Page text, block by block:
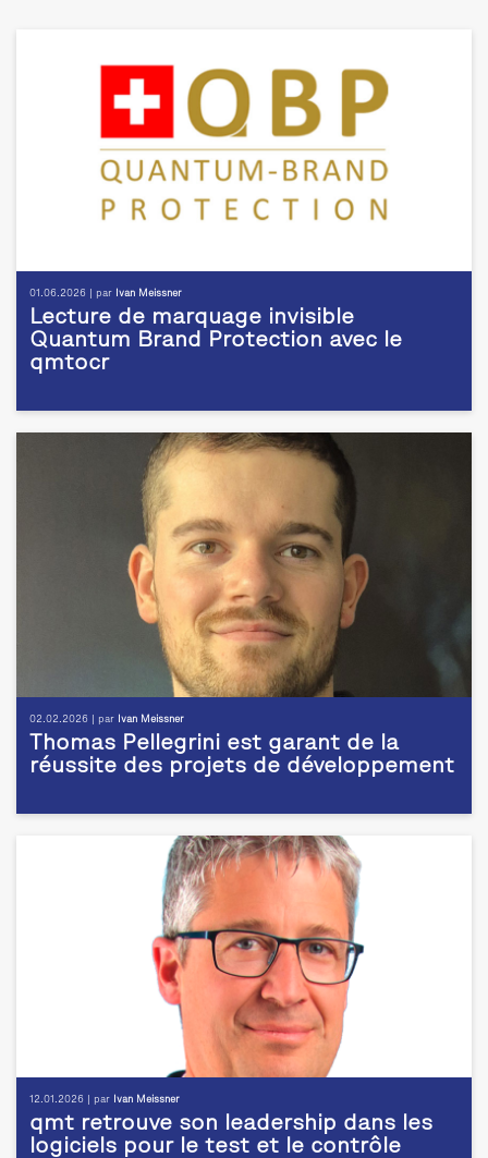
01.06.2026 | par Ivan Meissner
Lecture de marquage invisible
Quantum Brand Protection avec le
qmtocr
02.02.2026 | par Ivan Meissner
Thomas Pellegrini est garant de la
réussite des projets de développement
12.01.2026 | par Ivan Meissner
qmt retrouve son leadership dans les
logiciels pour le test et le contrôle